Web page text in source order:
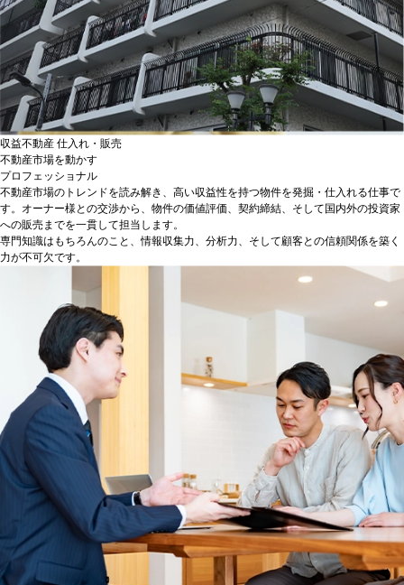
収益不動産 仕入れ・販売
不動産市場を動かす
プロフェッショナル
不動産市場のトレンドを読み解き、高い収益性を持つ物件を発掘・仕入れる仕事で
す。オーナー様との交渉から、物件の価値評価、契約締結、そして国内外の投資家
への販売までを一貫して担当します。
専門知識はもちろんのこと、情報収集力、分析力、そして顧客との信頼関係を築く
力が不可欠です。